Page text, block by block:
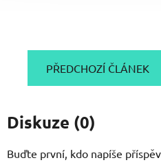
PŘEDCHOZÍ ČLÁNEK
Diskuze (0)
Buďte první, kdo napíše